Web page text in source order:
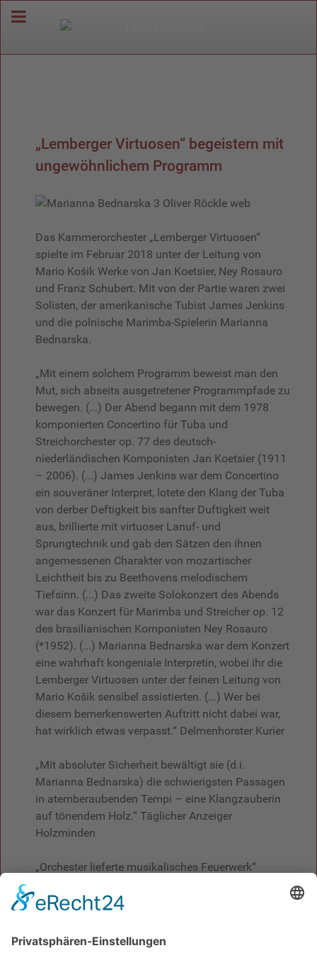
„Lemberger Virtuosen“ begeistern mit
ungewöhnlichem Programm
Das Kammerorchester „Lemberger Virtuosen“
spielte im Februar 2018 unter der Leitung von
Mario Košik Werke von Jan Koetsier, Ney Rosauro
und Franz Schubert. Mit von der Partie waren zwei
Solisten, der amerikanische Tubist James Jenkins
und die polnische Marimba-Spielerin Marianna
Bednarska.
„Mit einem solchem Programm beweist man den
Mut, sich abseits ausgetretener Programmpfade zu
bewegen. (...) Der Abend begann mit dem 1978
komponierten Concertino für Tuba und
Streichorchester op. 77 des deutsch-
niederländischen Komponisten Jan Koetsier (1911
– 2006). (...) James Jenkins war dem Concertino
ein souveräner Interpret, lotete den Klang der Tuba
von derber Deftigkeit bis sanfter Duftigkeit weit
aus, brillierte mit virtuoser Lanuf- und
Sprungtechnik und gab den Sätzen den ihnen
angemessenen Charakter von mozartischer
Leichtheit bis zu Beethovens melodischem
Tiefsinn. (...) Das zweite Solokonzert des Abends
war das Konzert für Marimba und Streicher op. 12
des brasilianischen Komponisten Ney Rosauro
(*1952). (...) Marianna Bednarska war dem Konzert
eine wahrhaft kongeniale Interpretin, wobei ihr die
Lemberger Virtuosen unter der feinen Leitung von
Mario Košik sensibel assistierten. (...) Wer bei
diesem bemerkenswerten Auftritt nicht dabei war,
hat wirklich etwas verpasst.“ Delmenhorster Kurier
„Mit absoluter Sicherheit bewältigt sie (d.i.
Marianna Bednarska) die schwierigsten Passagen
in atemberaubenden Tempi – eine Klangzauberin
auf tönendem Holz.“ Täglicher Anzeiger
Holzminden
„Orchester lieferte musikalisches Feuerwerk“
die Zuhörer mit einer Komposition von Franz